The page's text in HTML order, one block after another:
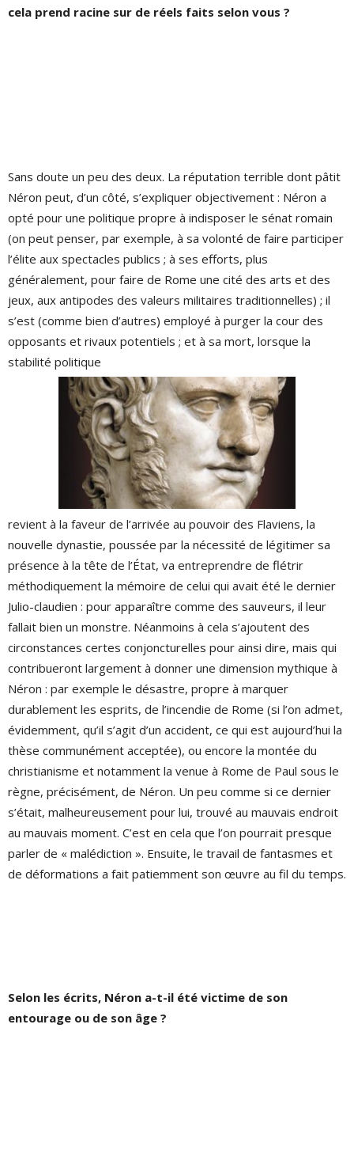
cela prend racine sur de réels faits selon vous ?
Sans doute un peu des deux. La réputation terrible dont pâtit
Néron peut, d’un côté, s’expliquer objectivement : Néron a
opté pour une politique propre à indisposer le sénat romain
(on peut penser, par exemple, à sa volonté de faire participer
l’élite aux spectacles publics ; à ses efforts, plus
généralement, pour faire de Rome une cité des arts et des
jeux, aux antipodes des valeurs militaires traditionnelles) ; il
s’est (comme bien d’autres) employé à purger la cour des
opposants et rivaux potentiels ; et à sa mort, lorsque la
stabilité politique
revient à la faveur de l’arrivée au pouvoir des Flaviens, la
nouvelle dynastie, poussée par la nécessité de légitimer sa
présence à la tête de l’État, va entreprendre de flétrir
méthodiquement la mémoire de celui qui avait été le dernier
Julio-claudien : pour apparaître comme des sauveurs, il leur
fallait bien un monstre. Néanmoins à cela s’ajoutent des
circonstances certes conjoncturelles pour ainsi dire, mais qui
contribueront largement à donner une dimension mythique à
Néron : par exemple le désastre, propre à marquer
durablement les esprits, de l’incendie de Rome (si l’on admet,
évidemment, qu’il s’agit d’un accident, ce qui est aujourd’hui la
thèse communément acceptée), ou encore la montée du
christianisme et notamment la venue à Rome de Paul sous le
règne, précisément, de Néron. Un peu comme si ce dernier
s’était, malheureusement pour lui, trouvé au mauvais endroit
au mauvais moment. C’est en cela que l’on pourrait presque
parler de « malédiction ». Ensuite, le travail de fantasmes et
de déformations a fait patiemment son œuvre au fil du temps.
Selon les écrits, Néron a-t-il été victime de son
entourage ou de son âge ?